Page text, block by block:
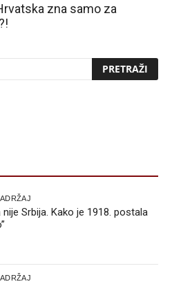
zna samo za
Srbija. Kako je 1918. postala